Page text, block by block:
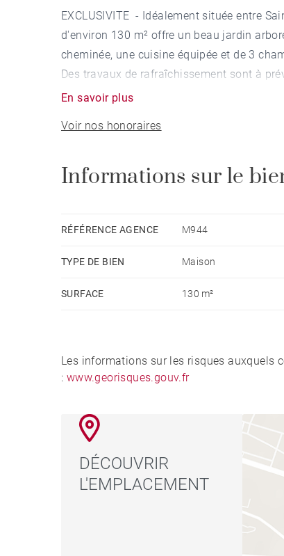
EXCLUSIVITE - Idéalement située entre
d'environ 130 m² offre un beau jardin
cheminée, une cuisine équipée et de 3
Des travaux de rafraîchissement sont à
En savoir plus
Voir nos honoraires
Informations sur le
RÉFÉRENCE AGENCE M944
TYPE DE BIEN Maison
SURFACE 130 m²
Les informations sur les risques auxquels
: www.georisques.gouv.fr
DÉCOUVRIR
L'EMPLACEMENT